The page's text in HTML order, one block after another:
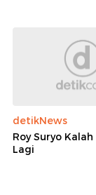
detikNews
Roy Suryo
Lagi